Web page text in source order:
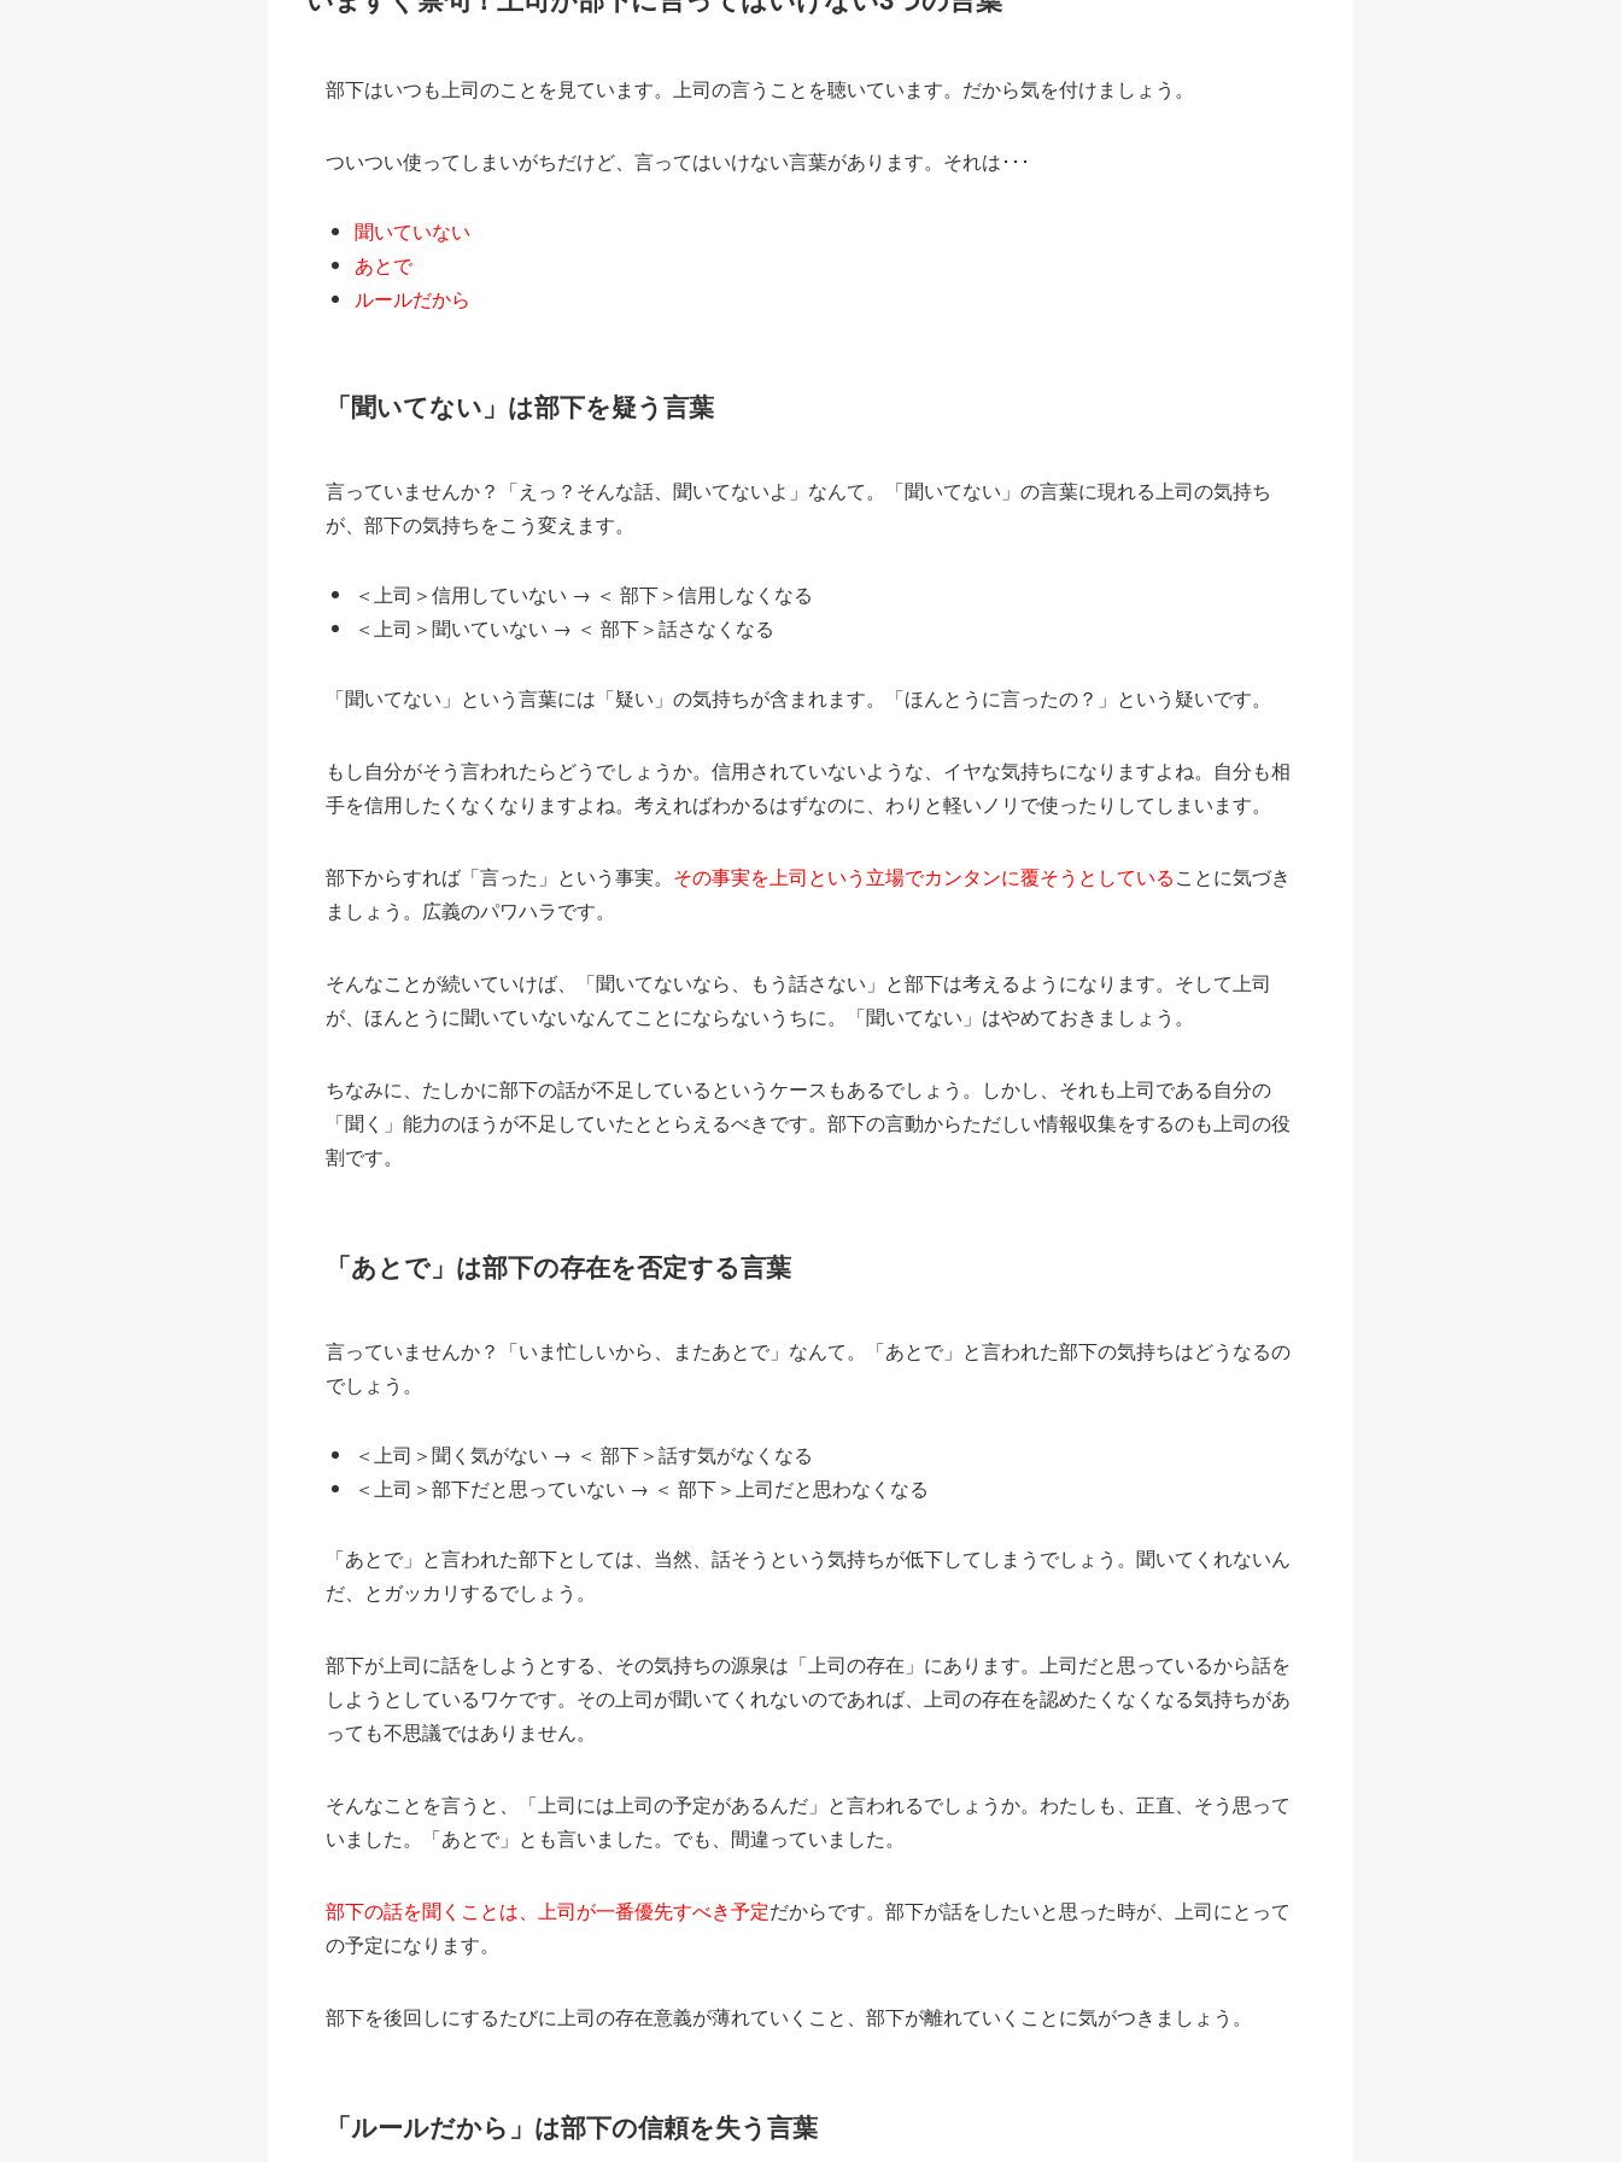
部下はいつも上司のことを見ています。上司の言うことを聴いています。だから気を付けましょう。
ついつい使ってしまいがちだけど、言ってはいけない言葉があります。それは･･･
聞いていない
あとで
ルールだから
「聞いてない」は部下を疑う言葉
言っていませんか？「えっ？そんな話、聞いてないよ」なんて。「聞いてない」の言葉に現れる上司の気持ち
が、部下の気持ちをこう変えます。
＜上司＞信用していない → ＜ 部下＞信用しなくなる
＜上司＞聞いていない → ＜ 部下＞話さなくなる
「聞いてない」という言葉には「疑い」の気持ちが含まれます。「ほんとうに言ったの？」という疑いです。
もし自分がそう言われたらどうでしょうか。信用されていないような、イヤな気持ちになりますよね。自分も相
手を信用したくなくなりますよね。考えればわかるはずなのに、わりと軽いノリで使ったりしてしまいます。
部下からすれば「言った」という事実。 その事実を上司という立場でカンタンに覆そうとしていることに気づき
ましょう。広義のパワハラです。
そんなことが続いていけば、「聞いてないなら、もう話さない」と部下は考えるようになります。そして上司
が、ほんとうに聞いていないなんてことにならないうちに。「聞いてない」はやめておきましょう。
ちなみに、たしかに部下の話が不足しているというケースもあるでしょう。しかし、それも上司である自分の
「聞く」能力のほうが不足していたととらえるべきです。部下の言動からただしい情報収集をするのも上司の役
割です。
「あとで」は部下の存在を否定する言葉
言っていませんか？「いま忙しいから、またあとで」なんて。「あとで」と言われた部下の気持ちはどうなるの
でしょう。
＜上司＞聞く気がない → ＜ 部下＞話す気がなくなる
＜上司＞部下だと思っていない → ＜ 部下＞上司だと思わなくなる
「あとで」と言われた部下としては、当然、話そうという気持ちが低下してしまうでしょう。聞いてくれないん
だ、とガッカリするでしょう。
部下が上司に話をしようとする、その気持ちの源泉は「上司の存在」にあります。上司だと思っているから話を
しようとしているワケです。その上司が聞いてくれないのであれば、上司の存在を認めたくなくなる気持ちがあ
っても不思議ではありません。
そんなことを言うと、「上司には上司の予定があるんだ」と言われるでしょうか。わたしも、正直、そう思って
いました。「あとで」とも言いました。でも、間違っていました。
部下の話を聞くことは、上司が一番優先すべき予定だからです。部下が話をしたいと思った時が、上司にとって
の予定になります。
部下を後回しにするたびに上司の存在意義が薄れていくこと、部下が離れていくことに気がつきましょう。
「ルールだから」は部下の信頼を失う言葉